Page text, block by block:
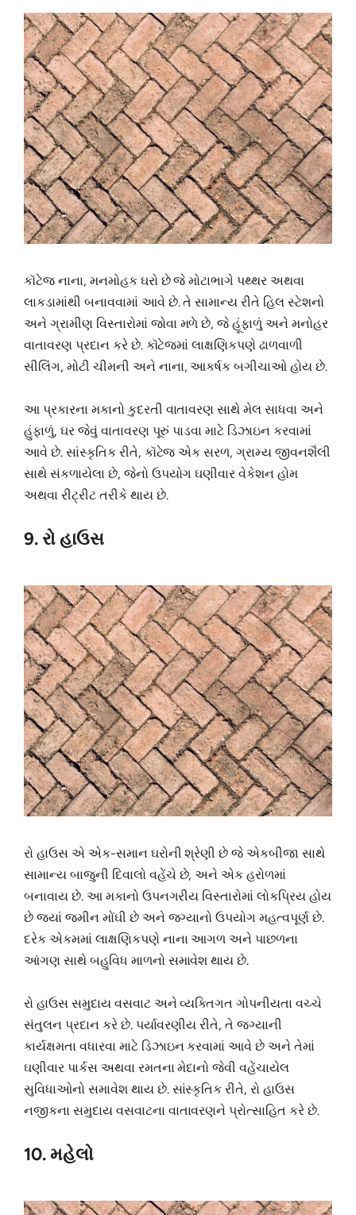
કૉટેજ નાના, મનમોહક ઘરો છે જે મોટાભાગે પથ્થર અથવા
લાકડામાંથી બનાવવામાં આવે છે. તે સામાન્ય રીતે હિલ સ્ટેશનો
અને ગ્રામીણ વિસ્તારોમાં જોવા મળે છે, જે હૂંફાળું અને મનોહર
વાતાવરણ પ્રદાન કરે છે. કૉટેજમાં લાક્ષણિકપણે ઢાળવાળી
સીલિંગ, મોટી ચીમની અને નાના, આકર્ષક બગીચાઓ હોય છે.
આ પ્રકારના મકાનો કુદરતી વાતાવરણ સાથે મેલ સાધવા અને
હુંફાળું, ઘર જેવું વાતાવરણ પૂરું પાડવા માટે ડિઝાઇન કરવામાં
આવે છે. સાંસ્કૃતિક રીતે, કૉટેજ એક સરળ, ગ્રામ્ય જીવનશૈલી
સાથે સંકળાયેલા છે, જેનો ઉપયોગ ઘણીવાર વેકેશન હોમ
અથવા રીટ્રીટ તરીકે થાય છે.
9. રો હાઉસ
રો હાઉસ એ એક-સમાન ઘરોની શ્રેણી છે જે એકબીજા સાથે
સામાન્ય બાજુની દિવાલો વહેંચે છે, અને એક હરોળમાં
બનાવાય છે. આ મકાનો ઉપનગરીય વિસ્તારોમાં લોકપ્રિય હોય
છે જ્યાં જમીન મોંઘી છે અને જગ્યાનો ઉપયોગ મહત્વપૂર્ણ છે.
દરેક એકમમાં લાક્ષણિકપણે નાના આગળ અને પાછળના
આંગણ સાથે બહુવિધ માળનો સમાવેશ થાય છે.
રો હાઉસ સમુદાય વસવાટ અને વ્યક્તિગત ગોપનીયતા વચ્ચે
સંતુલન પ્રદાન કરે છે. પર્યાવરણીય રીતે, તે જગ્યાની
કાર્યક્ષમતા વધારવા માટે ડિઝાઇન કરવામાં આવે છે અને તેમાં
ઘણીવાર પાર્કસ અથવા રમતના મેદાનો જેવી વહેંચાયેલ
સુવિધાઓનો સમાવેશ થાય છે. સાંસ્કૃતિક રીતે, રો હાઉસ
નજીકના સમુદાય વસવાટના વાતાવરણને પ્રોત્સાહિત કરે છે.
10. મહેલો